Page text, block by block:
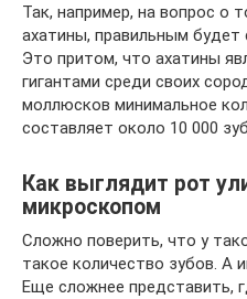
Так, например, на вопрос о
ахатины, правильным
Это притом, что ахатины
гигантами среди своих
моллюсков минимальное
составляет около 10 000
Как выглядит рот
микроскопом
Сложно поверить, что у
такое количество зубов. А
Еще сложнее представить,